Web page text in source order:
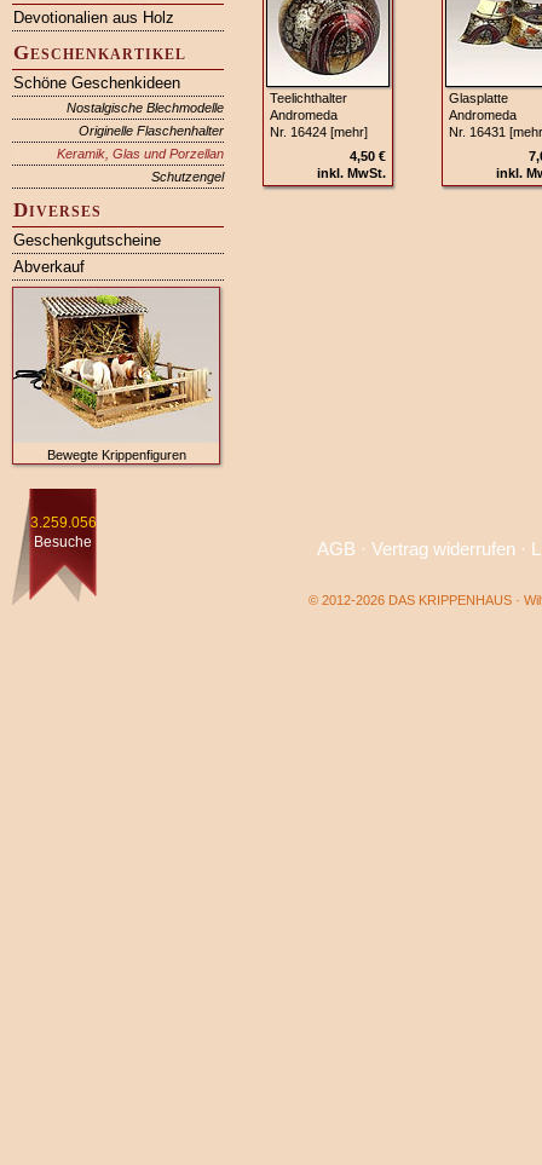
Devotionalien aus Holz
Geschenkartikel
Schöne Geschenkideen
Nostalgische Blechmodelle
Originelle Flaschenhalter
Keramik, Glas und Porzellan
Schutzengel
Diverses
Geschenkgutscheine
Abverkauf
Bewegte Krippenfiguren
Teelichthalter
Andromeda
Nr. 16424 [mehr]
4,50 €
inkl. MwSt.
Glasplatte
Andromeda
Nr. 16431
inkl.
3.259.056
Besuche
AGB · Vertrag widerrufen·
© 2012-2026 DAS KRIPPENHAUS ·